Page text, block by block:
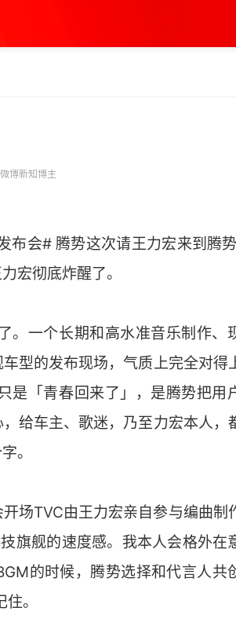
博新知博主
布会# 腾势这次请王力宏来到腾
宏彻底炸醒了。
。一个长期和高水准音乐制作、
型的发布现场，气质上完全对得
是「青春回来了」，是腾势把用
给车主、歌迷，乃至力宏本人，
。
场TVC由王力宏亲自参与编曲制
旗舰的速度感。我本人会格外在
的时候，腾势选择和代言人共
。